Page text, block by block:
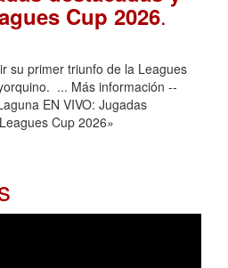
Cup 2026.
su primer triunfo de la Leagues
... Más información --
EN VIVO: Jugadas
Cup 2026»